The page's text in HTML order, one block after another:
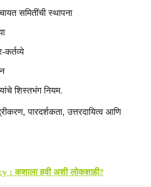
समितींची स्थापना
कर्तव्ये
शिस्तभंग नियम.
पारदर्शकता, उत्तरदायित्व आणि
: कशाला हवी अशी लोकशाही?